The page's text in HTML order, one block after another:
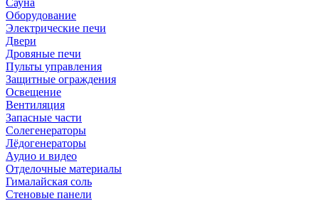
Сауна
Оборудование
Электрические печи
Двери
Дровяные печи
Пульты управления
Защитные ограждения
Освещение
Вентиляция
Запасные части
Солегенераторы
Лёдогенераторы
Аудио и видео
Отделочные материалы
Гималайская соль
Стеновые панели